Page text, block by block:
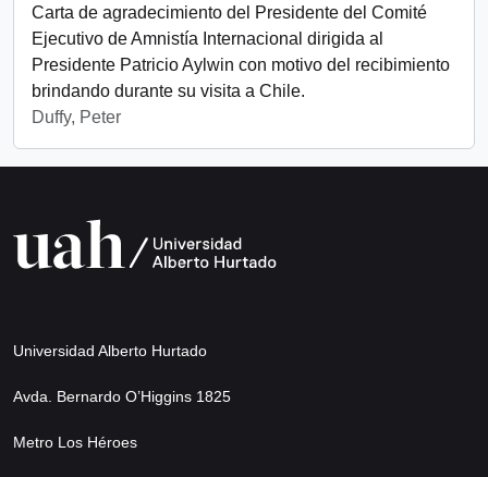
Carta de agradecimiento del Presidente del Comité
Ejecutivo de Amnistía Internacional dirigida al
Presidente Patricio Aylwin con motivo del recibimiento
brindando durante su visita a Chile.
Duffy, Peter
Universidad Alberto Hurtado
Avda. Bernardo O’Higgins 1825
Metro Los Héroes